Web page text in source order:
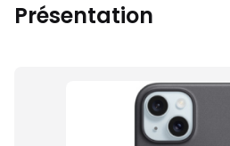
Présentation